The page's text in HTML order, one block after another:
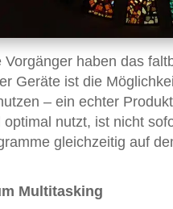
haben das
Geräte ist die
– ein echter
nutzt, ist nicht
gleichzeitig auf
Multitasking